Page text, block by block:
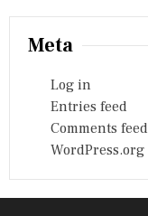
Meta
Log in
Entries feed
Comments feed
WordPress.org